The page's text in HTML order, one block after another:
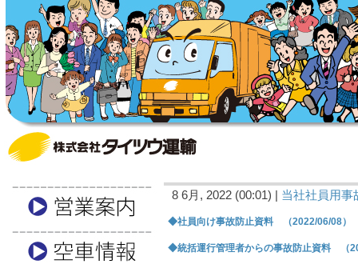
8 6月, 2022 (00:01) | 当社社員用事
◆社員向け事故防止資料 （2022/06/08）
◆統括運行管理者からの事故防止資料 （